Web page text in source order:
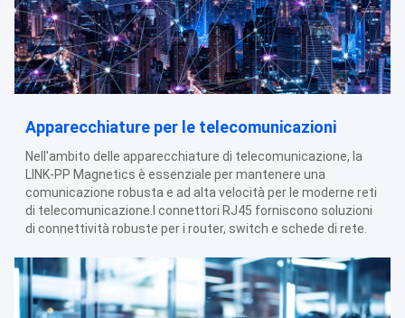
Apparecchiature per le telecomunicazioni
Nell'ambito delle apparecchiature di telecomunicazione, la
LINK-PP Magnetics è essenziale per mantenere una
comunicazione robusta e ad alta velocità per le moderne reti
di telecomunicazione.I connettori RJ45 forniscono soluzioni
di connettività robuste per i router, switch e schede di rete.